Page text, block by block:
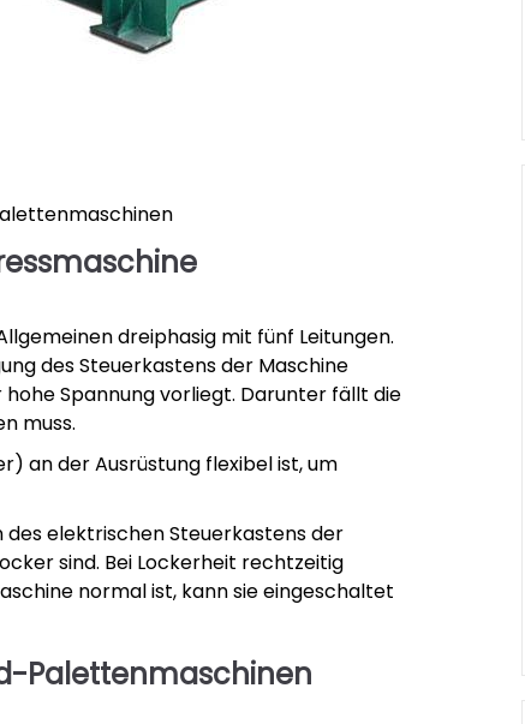
dreiphasig mit fünf Leitungen.
des Steuerkastens der Maschine
Spannung vorliegt. Darunter fällt die
muss.
an der Ausrüstung flexibel ist, um
elektrischen Steuerkastens der
sind. Bei Lockerheit rechtzeitig
normal ist, kann sie eingeschaltet
Palettenmaschinen